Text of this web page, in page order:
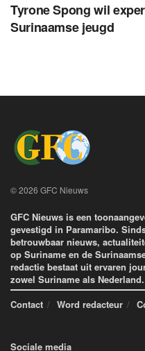
Tyrone Spong wil
Surinaamse jeugd
© 2026 GFC Nieuws
GFC Nieuws is een
gevestigd in Paramaribo.
betrouwbaar nieuws,
op Suriname en de
redactie bestaat uit ervaren
zowel Suriname als Nederland.
Contact
Word redacteur
Sociale media